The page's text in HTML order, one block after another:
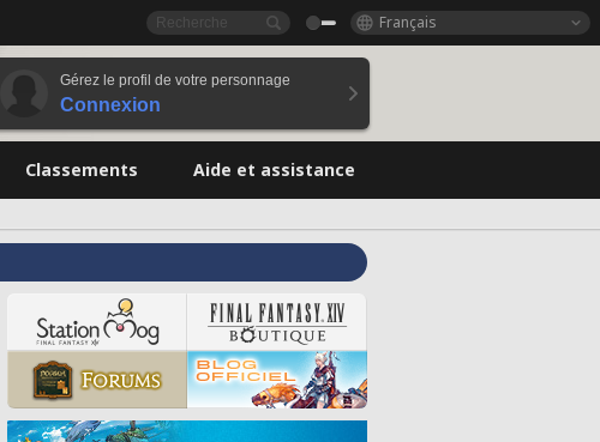
Français
Gérez le profil de votre personnage
Connexion
Classements Aide et assistance